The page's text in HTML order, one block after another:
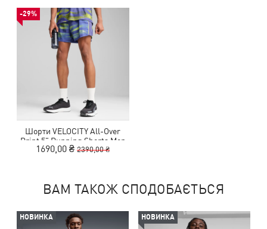
-29%
Шорти VELOCITY All-Over
Print 5" Running Shorts Men
1690,00 ₴2390,00 ₴
ВАМ ТАКОЖ СПОДОБАЄТЬСЯ
НОВИНКА НОВИНКА